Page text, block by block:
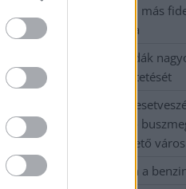
fizetéslevonást kapott, más
kevesebbet vittek haza
A Szolnok megyei gazdák
JÉGER további üzemeltetését
Csendélet 5.0: alig
remek állapotban levő
Szolnok mennyire élhető város
Pénteken újra csökken a